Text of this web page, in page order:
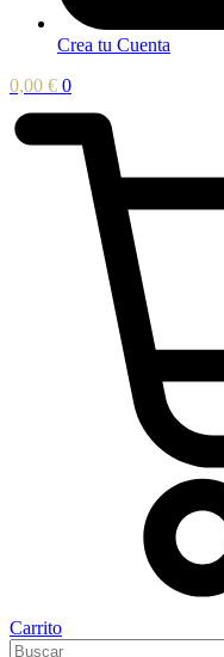
Crea tu Cuenta
0,00 € 0
Carrito